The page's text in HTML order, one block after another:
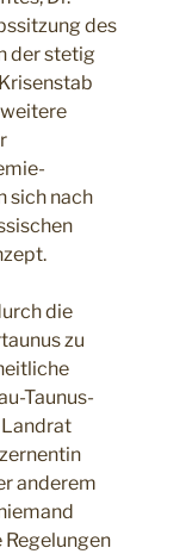
des
der stetig
sich nach
die
zu
Taunus-
Landrat
anderem